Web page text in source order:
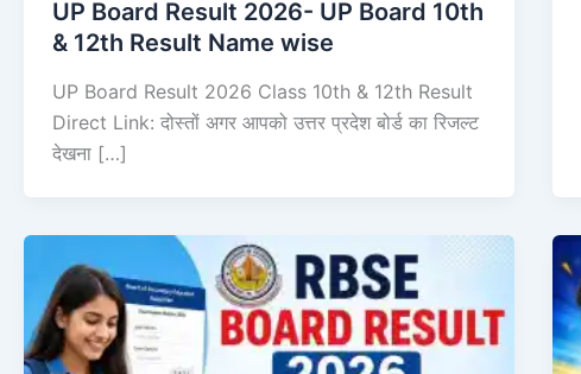
UP Board Result 2026- UP Board 10th
& 12th Result Name wise
UP Board Result 2026 Class 10th & 12th Result
Direct Link: दोस्तों अगर आपको उत्तर प्रदेश बोर्ड का रिजल्ट
देखना […]